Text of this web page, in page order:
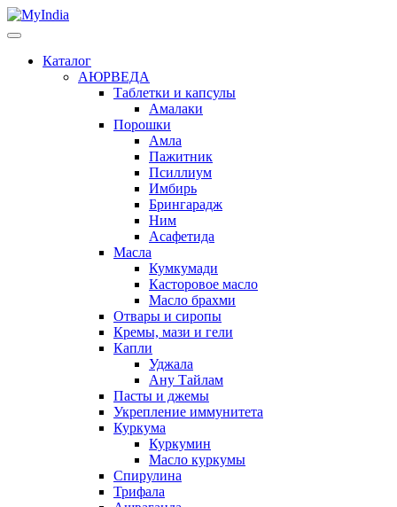
Каталог
АЮРВЕДА
Таблетки и капсулы
Амалаки
Порошки
Амла
Пажитник
Псиллиум
Имбирь
Брингарадж
Ним
Асафетида
Масла
Кумкумади
Касторовое масло
Масло брахми
Отвары и сиропы
Кремы, мази и гели
Капли
Уджала
Ану Тайлам
Пасты и джемы
Укрепление иммунитета
Куркума
Куркумин
Масло куркумы
Спирулина
Трифала